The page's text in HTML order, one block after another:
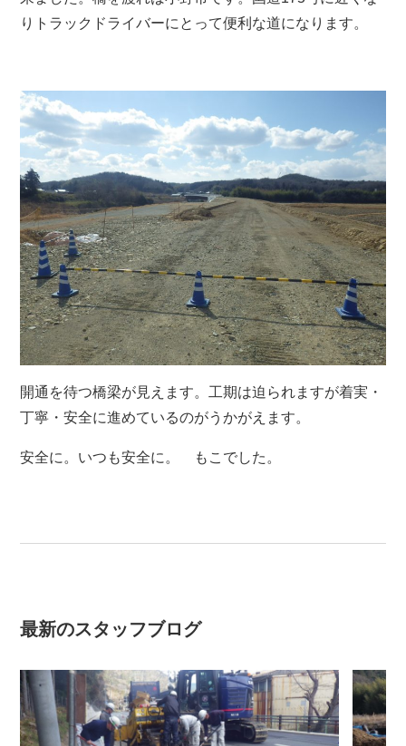
りトラックドライバーにとって便利な道になります。
開通を待つ橋梁が見えます。工期は迫られますが着実・
丁寧・安全に進めているのがうかがえます。
安全に。いつも安全に。 もこでした。
最新のスタッフブログ